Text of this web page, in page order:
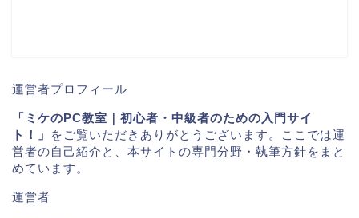
運営者プロフィール
「ミケのPC教室｜初心者・中級者のための入門サイ
ト！」
をご覧いただきありがとうございます。ここでは運
営者の自己紹介と、本サイトの専門分野・執筆方針をまと
めています。
運営者